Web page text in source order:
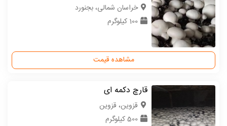
خراسان شمالی، بجنورد
100 کیلوگرم
مشاهده قیمت
قارچ دکمه ای
قزوین، قزوین
500 کیلوگرم